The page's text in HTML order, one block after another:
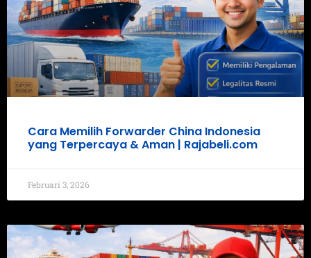
Cara Memilih Forwarder China Indonesia
yang Terpercaya & Aman | Rajabeli.com
Februari 3, 2026